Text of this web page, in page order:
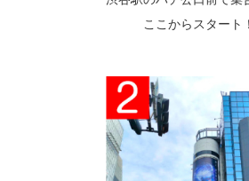
ここからスタート！